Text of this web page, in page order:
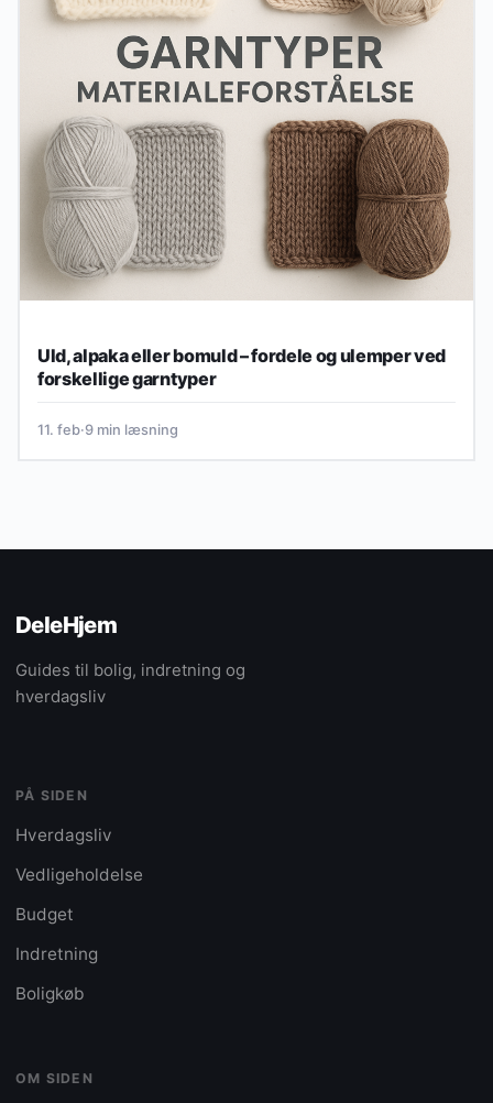
Uld, alpaka eller bomuld – fordele og ulemper ved
forskellige garntyper
11. feb·9 min læsning
DeleHjem
Guides til bolig, indretning og
hverdagsliv
PÅ SIDEN
Hverdagsliv
Vedligeholdelse
Budget
Indretning
Boligkøb
OM SIDEN